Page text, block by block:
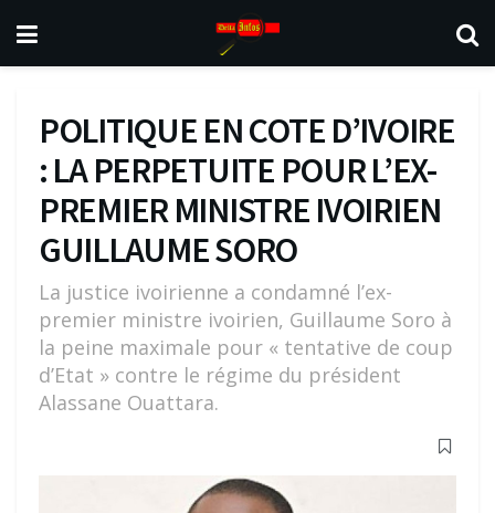
POLITIQUE EN COTE D’IVOIRE
: LA PERPETUITE POUR L’EX-
PREMIER MINISTRE IVOIRIEN
GUILLAUME SORO
La justice ivoirienne a condamné l’ex-
premier ministre ivoirien, Guillaume Soro à
la peine maximale pour « tentative de coup
d’Etat » contre le régime du président
Alassane Ouattara.